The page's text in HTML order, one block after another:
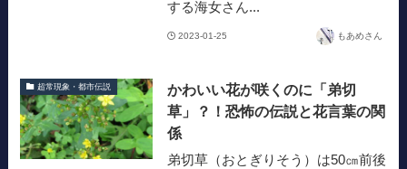
する海女さん...
2023-01-25 もあめさん
超常現象・都市伝説
かわいい花が咲くのに「弟切
草」？！恐怖の伝説と花言葉の関
係
弟切草（おとぎりそう）は50㎝前後